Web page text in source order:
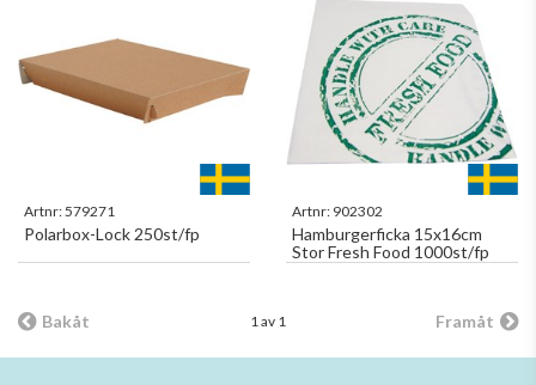
Artnr:579271
Polarbox-Lock 250st/fp
Artnr: 902302
Hamburgerficka 15x16cm
Stor Fresh Food 1000st/fp
Bakåt 1 av 1 Framåt